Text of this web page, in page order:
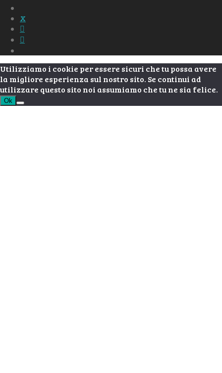
Utilizziamo i cookie per essere sicuri che tu possa avere
la migliore esperienza sul nostro sito. Se continui ad
utilizzare questo sito noi assumiamo che tu ne sia felice.
Ok